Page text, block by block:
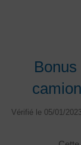
Vérifié le 05/01/